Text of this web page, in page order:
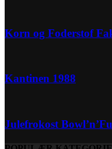
Korn og Foderstof
Kantinen 1988
Julefrokost